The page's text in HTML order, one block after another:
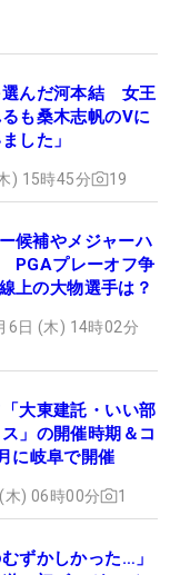
選んだ河本結 女王
も桑木志帆のVに
した」
) 15時45分 19
候補やメジャーハ
PGAプレーオフ争
上の大物選手は？
6日 (木) 14時02分
大東建託・いい部
」の開催時期＆コ
に岐阜で開催
木) 06時00分 1
ずかしかった…」